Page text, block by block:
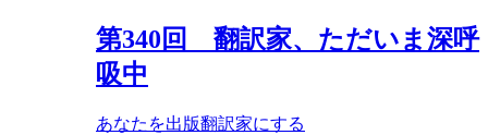
第340回 翻訳家、ただいま深呼
吸中
あなたを出版翻訳家にする